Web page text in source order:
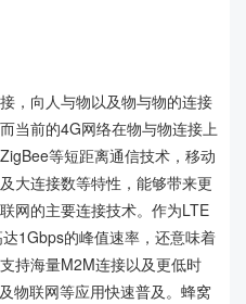
向人与物以及物与物的连接
当前的4G网络在物与物连接上
等短距离通信技术，移动
大连接数等特性，能够带来更
网的主要连接技术。作为LTE
1Gbps的峰值速率，还意味着
持海量M2M连接以及更低时
物联网等应用快速普及。蜂窝